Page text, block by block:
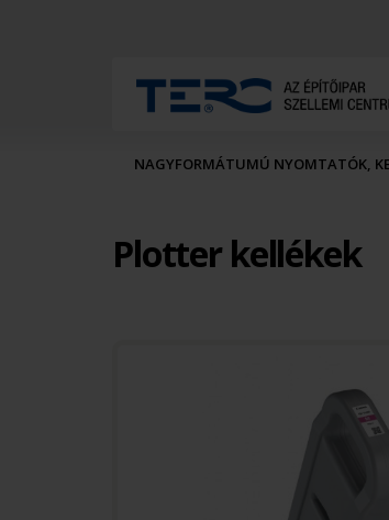
NAGYFORMÁTUMÚ NYOMTATÓK,
Plotter kellékek